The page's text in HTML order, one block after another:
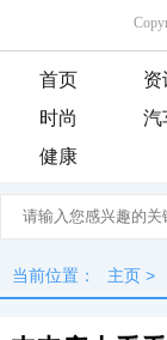
首页 资
时尚
汽
健康
当前位置： 主页 >